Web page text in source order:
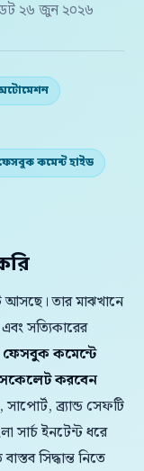
২৬ জুন ২০২৬
কমেন্ট হাইড
আসছে। তার মাঝখানে
সত্যিকারের
ফেসবুক কমেন্টে
করবেন
ব্র্যান্ড সেফটি
সার্চ ইনটেন্ট ধরে
সিদ্ধান্ত নিতে